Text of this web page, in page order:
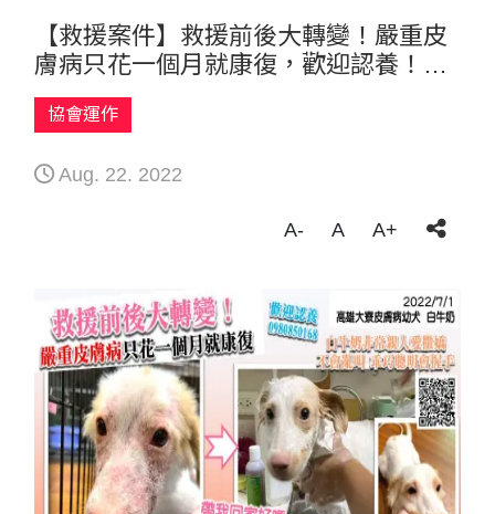
【救援案件】救援前後大轉變！嚴重皮
膚病只花一個月就康復，歡迎認養！
2022/7/1高雄大寮皮膚病幼犬 白牛奶
協會運作
Aug. 22. 2022
A- A A+